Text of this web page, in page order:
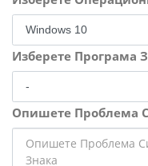
Изберете Програма
Опишете Проблема